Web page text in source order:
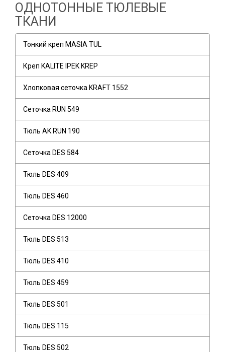
ОДНОТОННЫЕ ТЮЛЕВЫЕ
ТКАНИ
Тонкий креп MASIA TUL
Креп KALITE IPEK KREP
Хлопковая сеточка KRAFT 1552
Сеточка RUN 549
Тюль AK RUN 190
Сеточка DES 584
Тюль DES 409
Тюль DES 460
Сеточка DES 12000
Тюль DES 513
Тюль DES 410
Тюль DES 459
Тюль DES 501
Тюль DES 115
Тюль DES 502